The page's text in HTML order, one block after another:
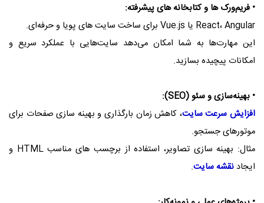
• فریم‌ورک‌ ها و کتابخانه‌ های پیشرفته:
React، Angular یا Vue.js برای ساخت سایت‌ های پویا و حرفه‌ای.
این مهارت‌ها به شما امکان می‌دهد سایت‌هایی با عملکرد سریع و
امکانات پیچیده بسازید.
• بهینه‌سازی و سئو (SEO):
افزایش سرعت سایت، کاهش زمان بارگذاری و بهینه‌ سازی صفحات برای
موتورهای جستجو.
مثال: بهینه‌ سازی تصاویر، استفاده از برچسب‌ های مناسب HTML و
ایجاد نقشه سایت.